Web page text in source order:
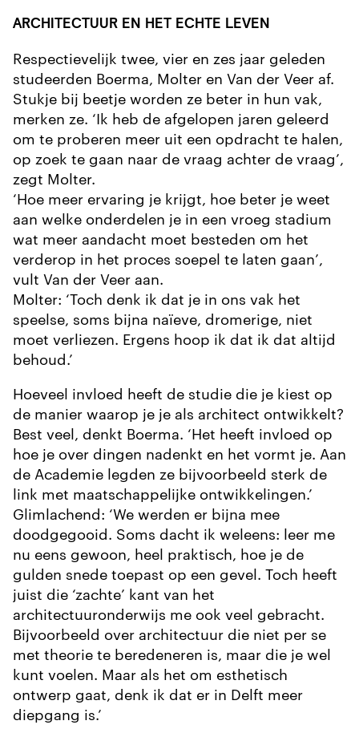
ARCHITECTUUR EN HET ECHTE LEVEN
Respectievelijk twee, vier en zes jaar geleden
studeerden Boerma, Molter en Van der Veer af.
Stukje bij beetje worden ze beter in hun vak,
merken ze. ‘Ik heb de afgelopen jaren geleerd
om te proberen meer uit een opdracht te halen,
op zoek te gaan naar de vraag achter de vraag’,
zegt Molter.
‘Hoe meer ervaring je krijgt, hoe beter je weet
aan welke onderdelen je in een vroeg stadium
wat meer aandacht moet besteden om het
verderop in het proces soepel te laten gaan’,
vult Van der Veer aan.
Molter: ‘Toch denk ik dat je in ons vak het
speelse, soms bijna naïeve, dromerige, niet
moet verliezen. Ergens hoop ik dat ik dat altijd
behoud.’
Hoeveel invloed heeft de studie die je kiest op
de manier waarop je je als architect ontwikkelt?
Best veel, denkt Boerma. ‘Het heeft invloed op
hoe je over dingen nadenkt en het vormt je. Aan
de Academie legden ze bijvoorbeeld sterk de
link met maatschappelijke ontwikkelingen.’
Glimlachend: ‘We werden er bijna mee
doodgegooid. Soms dacht ik weleens: leer me
nu eens gewoon, heel praktisch, hoe je de
gulden snede toepast op een gevel. Toch heeft
juist die ‘zachte’ kant van het
architectuuronderwijs me ook veel gebracht.
Bijvoorbeeld over architectuur die niet per se
met theorie te beredeneren is, maar die je wel
kunt voelen. Maar als het om esthetisch
ontwerp gaat, denk ik dat er in Delft meer
diepgang is.’